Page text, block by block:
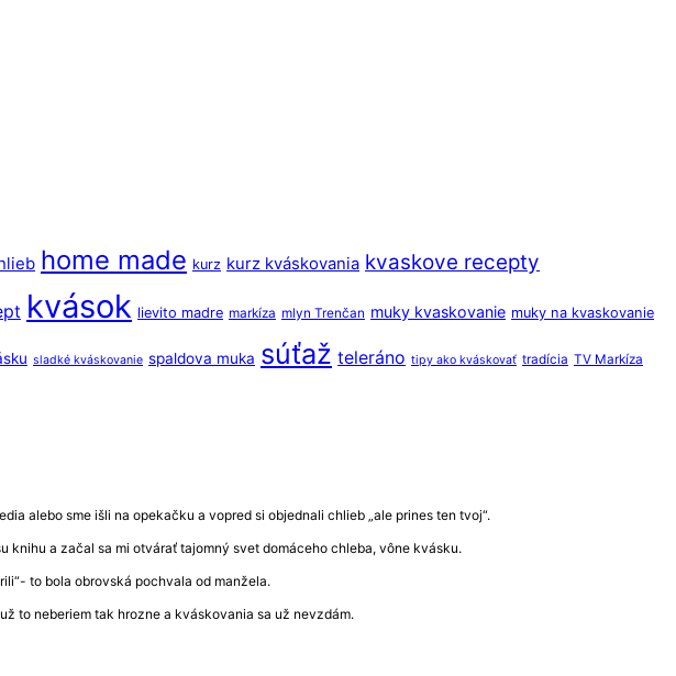
home made kurz kurz kváskovania kvaskove recepty
kvások lievito madre markíza mlyn Trenčan muky kvaskovanie muky na kvaskovanie
sladké kváskovanie spaldova muka súťaž teleráno tipy ako kváskovať tradícia TV Markíza
alebo sme išli na opekačku a vopred si objednali chlieb „ale prines ten tvoj“.
knihu a začal sa mi otvárať tajomný svet domáceho chleba, vône kvásku.
to bola obrovská pochvala od manžela.
to neberiem tak hrozne a kváskovania sa už nevzdám.